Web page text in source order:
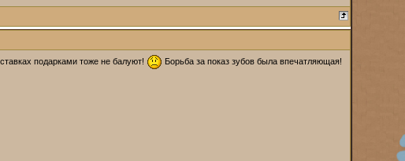
подарками тоже не балуют! Борьба за показ зубов была впечатляющая!